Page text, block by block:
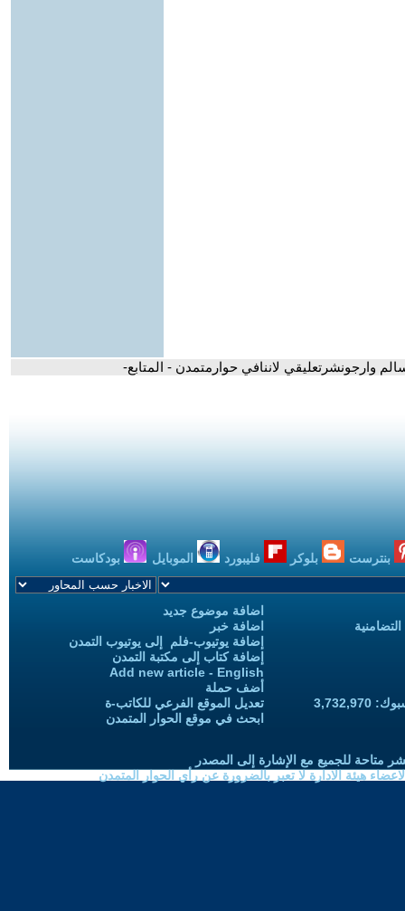
وارجونشرتعليقي لاننافي حوارمتمدن - المتابع-
بنترست بلوكر فليبورد الموبايل بودكاست
اضافة موضوع جديد
اضافة خبر
إضافة يوتيوب-فلم إلى يوتيوب التمدن
إضافة كتاب إلى مكتبة التمدن
Add new article - English
أضف حملة
تعديل الموقع الفرعي للكاتب-ة
ابحث في موقع الحوار المتمدن
متاحة للجميع مع الإشارة إلى المصدر
هيئة الادارة لا تعبر بالضرورة عن رأي الحوار المتمدن